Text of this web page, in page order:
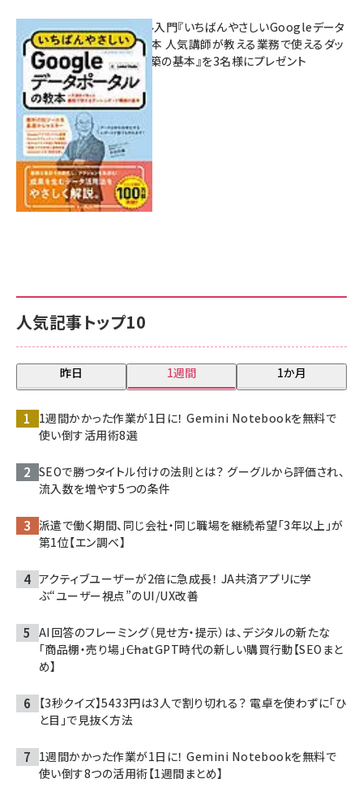
人気記事トップ10
昨日 1週間 1か月
1週間かかった作業が1日に！ Gemini Notebookを無料で
使い倒す活用術8選
SEOで勝つタイトル付けの法則とは？ グーグルから評価され、
流入数を増やす5つの条件
派遣で働く期間、同じ会社・同じ職場を継続希望「3年以上」が
第1位【エン調べ】
アクティブユーザーが2倍に急成長！ JA共済アプリに学
ぶ“ユーザー視点”のUI/UX改善
AI回答のフレーミング（見せ方・提示）は、デジタルの新たな
「商品棚・売り場」――ChatGPT時代の新しい購買行動【SEOまと
め】
【3秒クイズ】5433円は3人で割り切れる？ 電卓を使わずに「ひ
と目」で見抜く方法
1週間かかった作業が1日に！ Gemini Notebookを無料で
使い倒す8つの活用術【1週間まとめ】
無料BIツール入門『いちばんやさしいGoogleデータ
ポータルの教本 人気講師が教える業務で使えるダッ
シュボード構築の基本』を3名様にプレゼント
7月31日 10:00